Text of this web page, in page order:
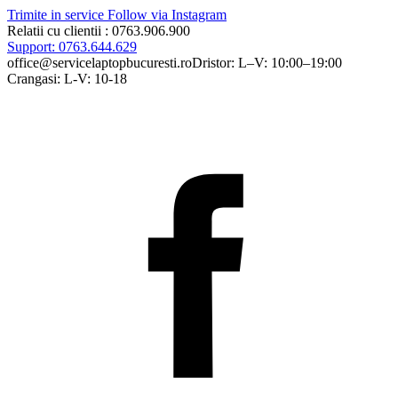
Trimite in service Follow via Instagram
Relatii cu clientii : 0763.906.900
Support: 0763.644.629
office@servicelaptopbucuresti.roDristor: L–V: 10:00–19:00
Crangasi: L-V: 10-18